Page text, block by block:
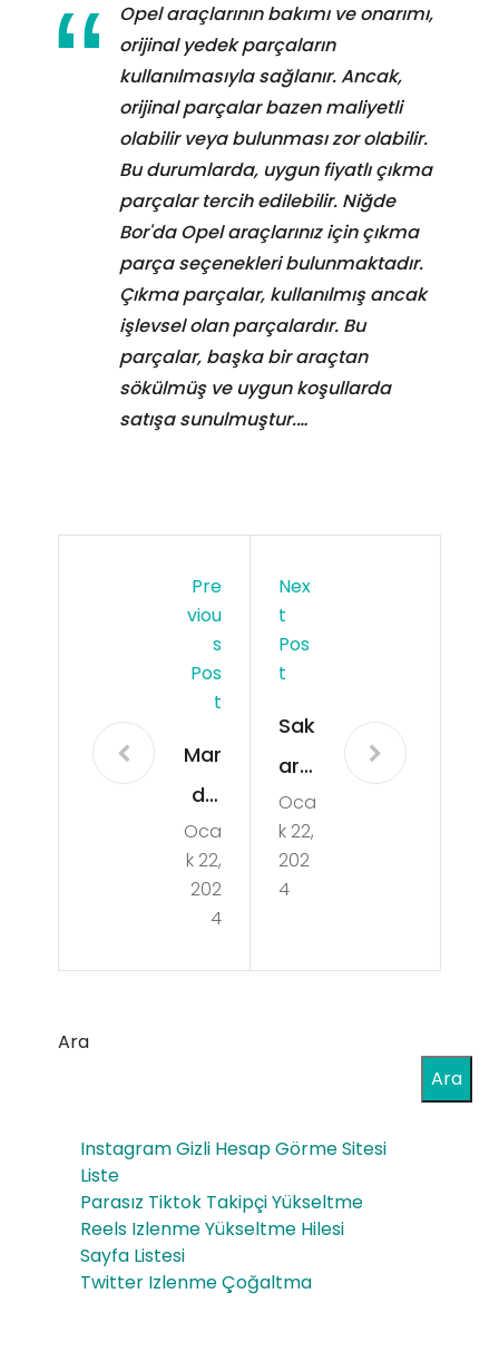
Opel araçlarının bakımı ve onarımı,
orijinal yedek parçaların
kullanılmasıyla sağlanır. Ancak,
orijinal parçalar bazen maliyetli
olabilir veya bulunması zor olabilir.
Bu durumlarda, uygun fiyatlı çıkma
parçalar tercih edilebilir. Niğde
Bor'da Opel araçlarınız için çıkma
parça seçenekleri bulunmaktadır.
Çıkma parçalar, kullanılmış ancak
işlevsel olan parçalardır. Bu
parçalar, başka bir araçtan
sökülmüş ve uygun koşullarda
satışa sunulmuştur.…
Pre
Viou
S
Pos
T
Mar
din
Art
ukl
u
ça
Oca
k 22,
202
4
Nex
T
Pos
T
Sak
ary
a
Pa
mu
a
ça
Oca
k 22,
202
4
Ara
Ara
Instagram Gizli Hesap Görme Sitesi
Liste
Parasız Tiktok Takipçi Yükseltme
Reels Izlenme Yükseltme Hilesi
Sayfa Listesi
Twitter Izlenme Çoğaltma